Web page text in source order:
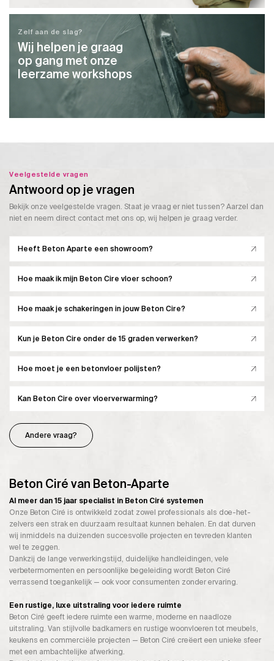
Zelf aan de slag?
Wij helpen je graag
op gang met onze
leerzame workshops
Veelgestelde vragen
Antwoord op je vragen
Bekijk onze veelgestelde vragen. Staat je vraag er niet tussen? Aarzel dan
niet en neem direct contact met ons op, wij helpen je graag verder.
Heeft Beton Aparte een showroom?
Hoe maak ik mijn Beton Cire vloer schoon?
Hoe maak je schakeringen in jouw Beton Cire?
Kun je Beton Cire onder de 15 graden verwerken?
Hoe moet je een betonvloer polijsten?
Kan Beton Cire over vloerverwarming?
Andere vraag?
Beton Ciré van Beton-Aparte
Al meer dan 15 jaar specialist in Beton Ciré systemen
Onze Beton Ciré is ontwikkeld zodat zowel professionals als doe-het-
zelvers een strak en duurzaam resultaat kunnen behalen. En dat durven
wij inmiddels na duizenden succesvolle projecten en tevreden klanten
wel te zeggen.
Dankzij de lange verwerkingstijd, duidelijke handleidingen, vele
verbetermomenten en persoonlijke begeleiding wordt Beton Ciré
verrassend toegankelijk — ook voor consumenten zonder ervaring.
Een rustige, luxe uitstraling voor iedere ruimte
Beton Ciré geeft iedere ruimte een warme, moderne en naadloze
uitstraling. Van stijlvolle badkamers en rustige woonvloeren tot meubels,
keukens en commerciële projecten — Beton Ciré creëert een unieke sfeer
met een ambachtelijke afwerking.